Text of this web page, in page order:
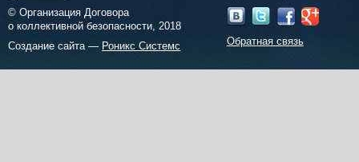
© Организация Договора
о коллективной безопасности, 2018
Создание сайта — Роникс Системс Обратная связь